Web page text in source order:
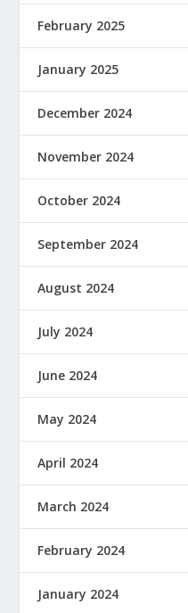
February 2025
January 2025
December 2024
November 2024
October 2024
September 2024
August 2024
July 2024
June 2024
May 2024
April 2024
March 2024
February 2024
January 2024